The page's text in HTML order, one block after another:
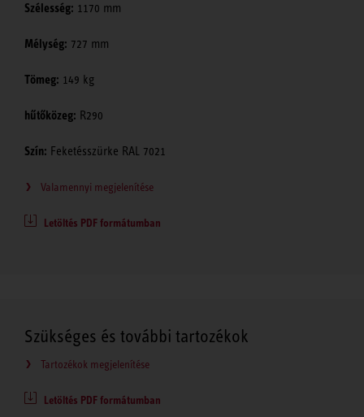
Szélesség: 1170 mm
Mélység: 727 mm
Tömeg: 149 kg
hűtőközeg: R290
Szín: Feketésszürke RAL 7021
Valamennyi megjelenítése
Letöltés PDF formátumban
Szükséges és további tartozékok
Tartozékok megjelenítése
Letöltés PDF formátumban